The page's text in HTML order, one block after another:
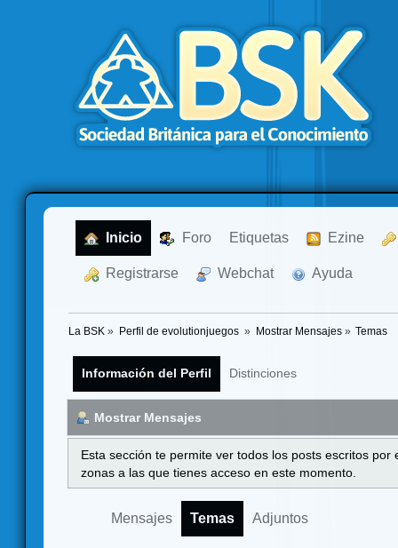
Inicio Foro Etiquetas Ezine
Registrarse Webchat Ayuda
La BSK » Perfil de evolutionjuegos » Mostrar Mensajes» Temas
Información del Perfil Distinciones
Mostrar Mensajes
Esta sección te permite ver todos los posts escritos
zonas a las que tienes acceso en este momento.
Mensajes Temas Adjuntos